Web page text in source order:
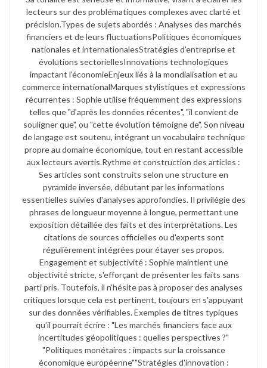
lecteurs sur des problématiques complexes avec clarté et
précision.​ Types de sujets abordés : Analyses des marchés
financiers et de leurs fluctuations​ Politiques économiques
nationales et internationales​ Stratégies d'entreprise et
évolutions sectorielles​ Innovations technologiques
impactant l'économie​ Enjeux liés à la mondialisation et au
commerce international​ Marques stylistiques et expressions
récurrentes : Sophie utilise fréquemment des expressions
telles que "d'après les données récentes", "il convient de
souligner que", ou "cette évolution témoigne de". Son niveau
de langage est soutenu, intégrant un vocabulaire technique
propre au domaine économique, tout en restant accessible
aux lecteurs avertis.​ Rythme et construction des articles :
Ses articles sont construits selon une structure en
pyramide inversée, débutant par les informations
essentielles suivies d'analyses approfondies. Il privilégie des
phrases de longueur moyenne à longue, permettant une
exposition détaillée des faits et des interprétations. Les
citations de sources officielles ou d'experts sont
régulièrement intégrées pour étayer ses propos.​
Engagement et subjectivité : Sophie maintient une
objectivité stricte, s'efforçant de présenter les faits sans
parti pris. Toutefois, il n'hésite pas à proposer des analyses
critiques lorsque cela est pertinent, toujours en s'appuyant
sur des données vérifiables. Exemples de titres typiques
qu’il pourrait écrire : "Les marchés financiers face aux
incertitudes géopolitiques : quelles perspectives ?"​
"Politiques monétaires : impacts sur la croissance
économique européenne"​ "Stratégies d'innovation :